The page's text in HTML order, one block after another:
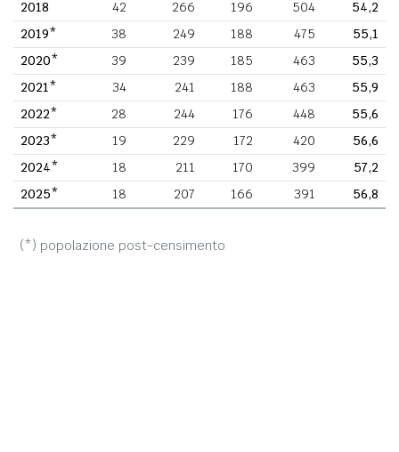
2018
42 266 196 504
54,2
2019*
38 249 188 475
55,1
2020*
39 239 185 463
55,3
2021*
34 241 188 463
55,9
2022*
28 244 176 448
55,6
2023*
19 229 172 420
56,6
2024*
18 211 170 399
57,2
2025*
18 207 166 391 56,8
(*) popolazione post-censimento